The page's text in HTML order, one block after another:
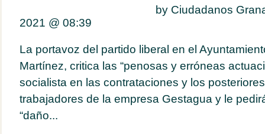
by Ciudadanos
2021 @ 08:39
La portavoz del partido liberal en el
Martínez, critica las “penosas y erróneas
socialista en las contrataciones y los
trabajadores de la empresa Gestagua y le
“daño...